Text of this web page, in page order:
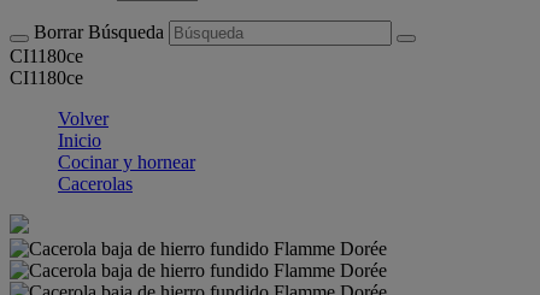
Borrar Búsqueda
CI1180ce
CI1180ce
Volver
Inicio
Cocinar y hornear
Cacerolas